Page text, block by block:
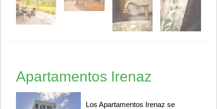
Apartamentos Irenaz
Los Apartamentos Irenaz se